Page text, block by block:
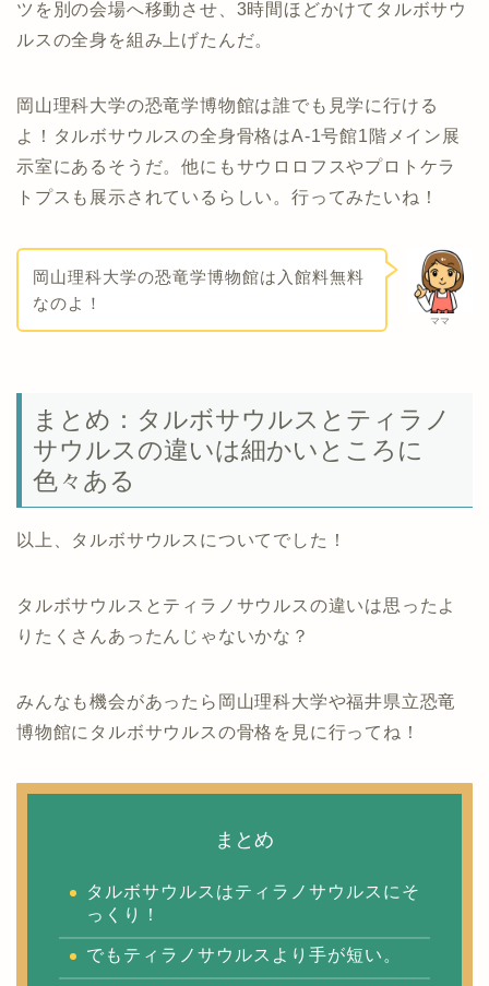
ツを別の会場へ移動させ、3時間ほどかけてタルボサウ
ルスの全身を組み上げたんだ。
岡山理科大学の恐竜学博物館は誰でも見学に行ける
よ！タルボサウルスの全身骨格はA-1号館1階メイン展
示室にあるそうだ。他にもサウロロフスやプロトケラ
トプスも展示されているらしい。行ってみたいね！
ママ
岡山理科大学の恐竜学博物館は入館料無料
なのよ！
まとめ：タルボサウルスとティラノ
サウルスの違いは細かいところに
色々ある
以上、タルボサウルスについてでした！
タルボサウルスとティラノサウルスの違いは思ったよ
りたくさんあったんじゃないかな？
みんなも機会があったら岡山理科大学や福井県立恐竜
博物館にタルボサウルスの骨格を見に行ってね！
まとめ
タルボサウルスはティラノサウルスにそ
っくり！
でもティラノサウルスより手が短い。